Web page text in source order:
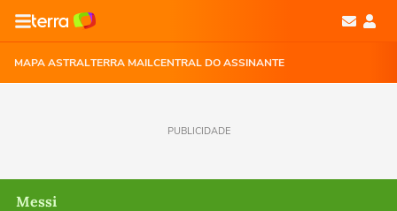
MAPA ASTRALTERRA MAILCENTRAL DO ASSINANTE
PUBLICIDADE
Messi